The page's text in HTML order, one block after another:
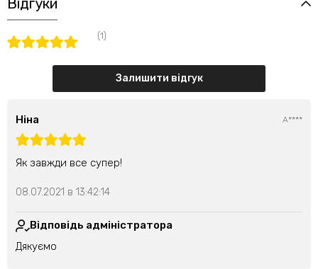
Відгуки
(1)
Залишити відгук
Ніна А****
Як завжди все супер!
08.07.2021 в 13:42:14
Відповідь адміністратора
Дякуємо